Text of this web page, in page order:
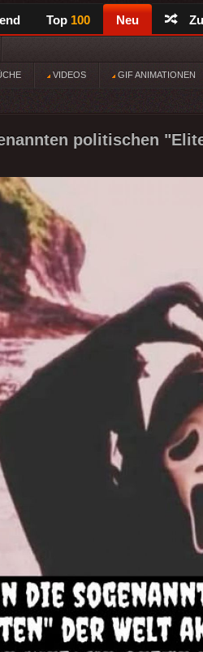
Top 100 Neu
VIDEOS GIF ANIMATIONEN
politischen